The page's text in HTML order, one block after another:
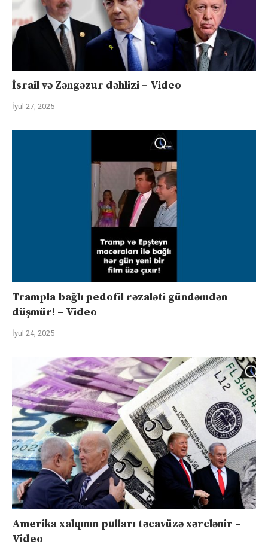
İsrail və Zəngəzur dəhlizi – Video
İyul 27, 2025
Trampla bağlı pedofil rəzaləti gündəmdən
düşmür! – Video
İyul 24, 2025
Amerika xalqının pulları təcavüzə xərclənir –
Video